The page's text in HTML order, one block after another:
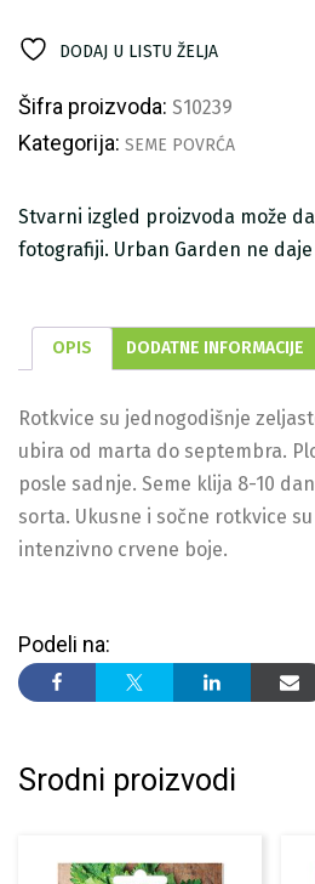
količina
DODAJ U LISTU ŽELJA
Šifra proizvoda: S10239
Kategorija: SEME POVRĆA
Stvarni izgled proizvoda može
fotografiji. Urban Garden ne
OPIS DODATNE INFORMACIJE
Rotkvice su jednogodišnje
ubira od marta do septembra.
posle sadnje. Seme klija 8-10
sorta. Ukusne i sočne rotkvice
intenzivno crvene boje.
Podeli na:
Srodni proizvodi